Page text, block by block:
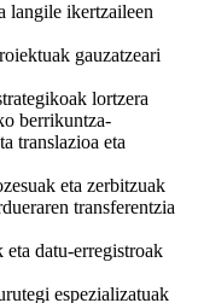
langile ikertzaileen
gauzatzeari
lortzera
berrikuntza-
translazioa eta
eta zerbitzuak
transferentzia
datu-erregistroak
espezializatuak